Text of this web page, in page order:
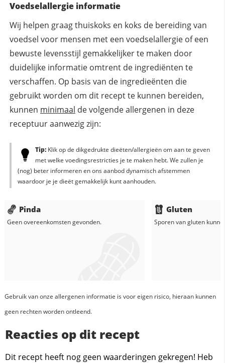
Voedselallergie informatie
Wij helpen graag thuiskoks en koks de bereiding van
voedsel voor mensen met een voedselallergie of een
bewuste levensstijl gemakkelijker te maken door
duidelijke informatie omtrent de ingrediënten te
verschaffen. Op basis van de ingredieënten die
gebruikt worden om dit recept te kunnen bereiden,
kunnen minimaal de volgende allergenen in deze
receptuur aanwezig zijn:
Tip:Klik op de dikgedrukte dieëten/allergieën om aan te geven
met welke voedingsrestricties je te maken hebt. We zullen je
(nog) beter informeren en ons aanbod dynamisch afstemmen
waardoor je je dieët gemakkelijk kunt aanhouden.
Pinda
Geen overeenkomsten gevonden.
Gluten
Sporen van gluten
Gebruik van onze allergenen informatie is voor eigen risico, hieraan kunnen
geen rechten worden ontleend.
Reacties op dit recept
Dit recept heeft nog geen waarderingen gekregen! Heb